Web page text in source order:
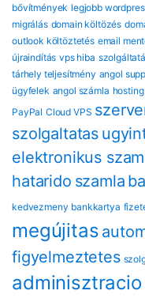
bővítmények legjobb
migrálás domain költözés
outlook költöztetés email
újraindítás vps hiba
tárhely teljesítmény angol
ügyfelek angol számla
PayPal Cloud VPS
szolgaltatas
elektronikus
hatarido szamla
kedvezmeny bankkartya
megújitas
figyelmeztetes
adminisztracio